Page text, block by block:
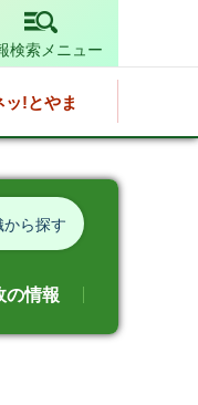
検索メニュー
ッ!とやま
から探す
の情報